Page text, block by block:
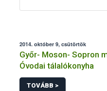
2014. október 9, csütörtök
Győr- Moson- Sopron
Óvodai tálalókonyha
TOVÁBB >